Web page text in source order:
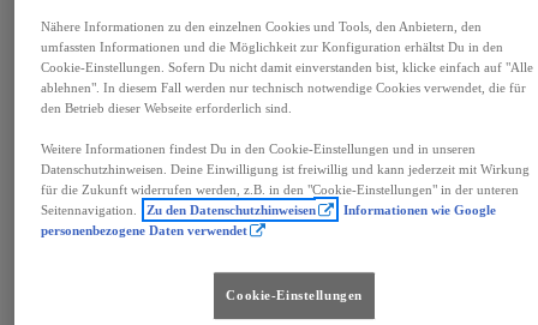
Toyota C-HR
C-HR - 2,0 l Plugin 4x2 Active Drive CV + Technik Paket
Ried im Innkreis
Treibstoff
Nähere Informationen zu den einzelnen Cookies und Tools, den Anbietern, den
umfassten Informationen und die Möglichkeit zur Konfiguration erhältst Du in den
Cookie-Einstellungen. Sofern Du nicht damit einverstanden bist, klicke einfach auf "Alle
ablehnen". In diesem Fall werden nur technisch notwendige Cookies verwendet, die für
den Betrieb dieser Webseite erforderlich sind.
Weitere Informationen findest Du in den Cookie-Einstellungen und in unseren
Datenschutzhinweisen. Deine Einwilligung ist freiwillig und kann jederzeit mit Wirkung
für die Zukunft widerrufen werden, z.B. in den "Cookie-Einstellungen" in der unteren
Seitennavigation.
Zu den Datenschutzhinweisen
Informationen wie Google
personenbezogene Daten verwendet
Cookie-Einstellungen